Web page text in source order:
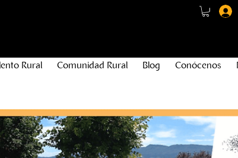
Rural Comunidad Rural Blog Conócenos